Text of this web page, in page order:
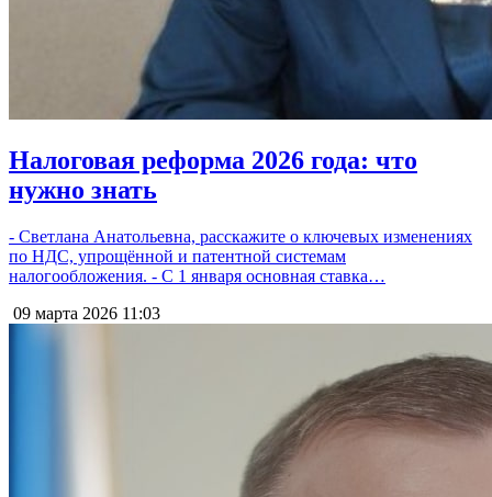
Налоговая реформа 2026 года: что
нужно знать
- Светлана Анатольевна, расскажите о ключевых изменениях
по НДС, упрощённой и патентной системам
налогообложения. - С 1 января основная ставка…
09 марта 2026 11:03